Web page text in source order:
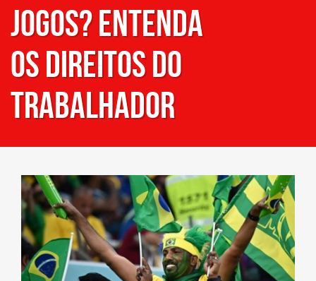
jogos? Entenda
os direitos do
trabalhador